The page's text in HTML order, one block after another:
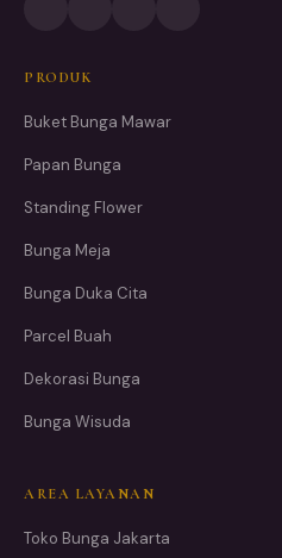
PRODUK
Buket Bunga Mawar
Papan Bunga
Standing Flower
Bunga Meja
Bunga Duka Cita
Parcel Buah
Dekorasi Bunga
Bunga Wisuda
AREA LAYANAN
Toko Bunga Jakarta